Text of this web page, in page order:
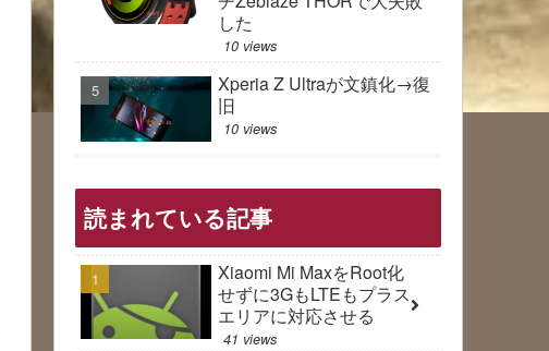
した
10 views
Xperia Z Ultraが文鎮化→復
旧
10 views
読まれている記事
Xiaomi Mi MaxをRoot化
せずに3GもLTEもプラス
エリアに対応させる
41 views